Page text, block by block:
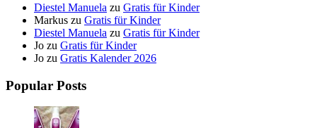
Diestel Manuela zu Gratis für Kinder
Markus zu Gratis für Kinder
Diestel Manuela zu Gratis für Kinder
Jo zu Gratis für Kinder
Jo zu Gratis Kalender 2026
Popular Posts